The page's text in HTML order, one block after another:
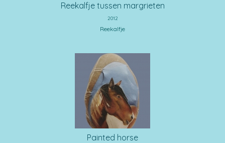
Reekalfje tussen margrieten
2012
Reekalfje
Painted horse